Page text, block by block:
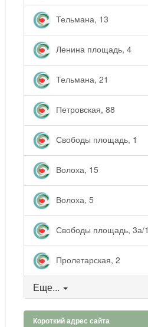
Тельмана, 13
Ленина площадь, 4
Тельмана, 21
Петровская, 88
Свободы площадь, 1
Волоха, 15
Волоха, 5
Свободы площадь, 3а/1
Пролетарская, 2
Еще...
Короткий адрес сайта